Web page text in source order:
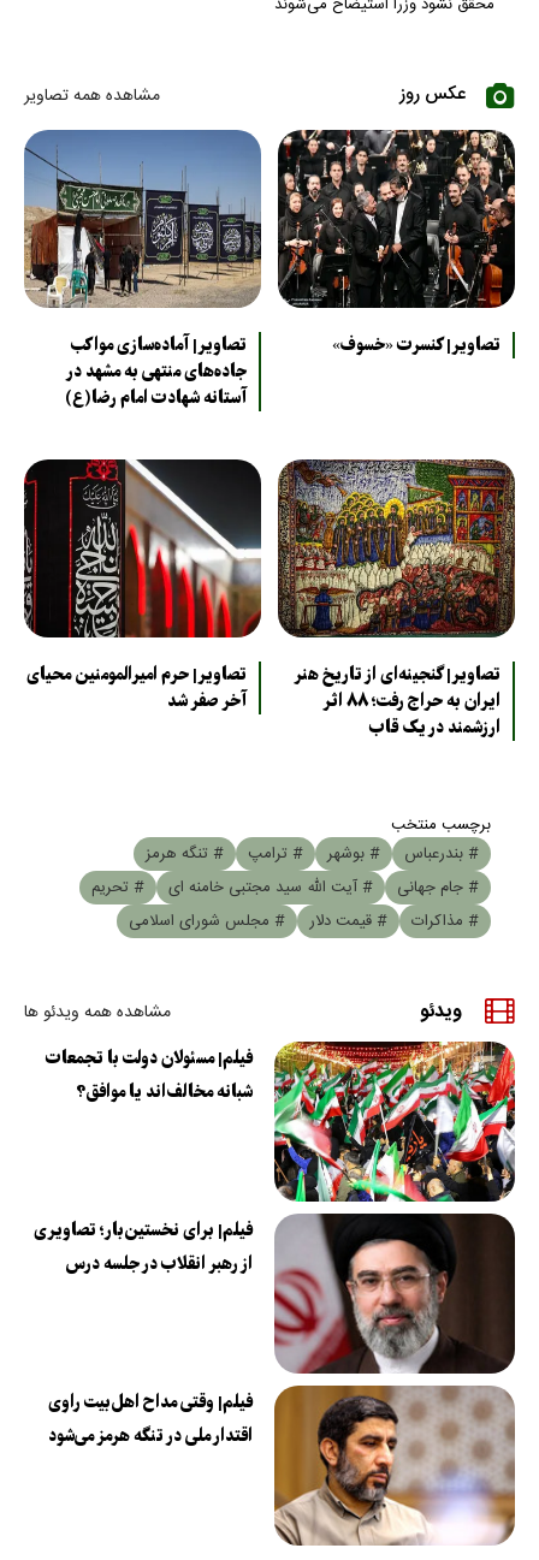
عکس روز مشاهده همه تصاویر
تصاویر| کنسرت «خسوف»
تصاویر| آماده‌سازی مواکب
جاده‌های منتهی به مشهد در
آستانه شهادت امام رضا(ع)
تصاویر| گنجینه‌ای از تاریخ هنر
ایران به حراج رفت؛ ۸۸ اثر
ارزشمند در یک قاب
تصاویر| حرم امیرالمومنین محیای
آخر صفر شد
برچسب منتخب
# بندرعباس
# بوشهر # ترامپ
# تنگه هرمز
# جام جهانی
# آیت الله سید مجتبی خامنه ای
# تحریم
# مذاکرات
# قیمت دلار # مجلس شورای اسلامی
ویدئو مشاهده همه ویدئو ها
فیلم| مسئولان دولت با تجمعات
شبانه مخالف‌اند یا موافق؟
فیلم| برای نخستین‌بار؛ تصاویری
از رهبر انقلاب در جلسه درس
فیلم| وقتی مداح اهل‌بیت راوی
اقتدار ملی در تنگه هرمز می‌شود